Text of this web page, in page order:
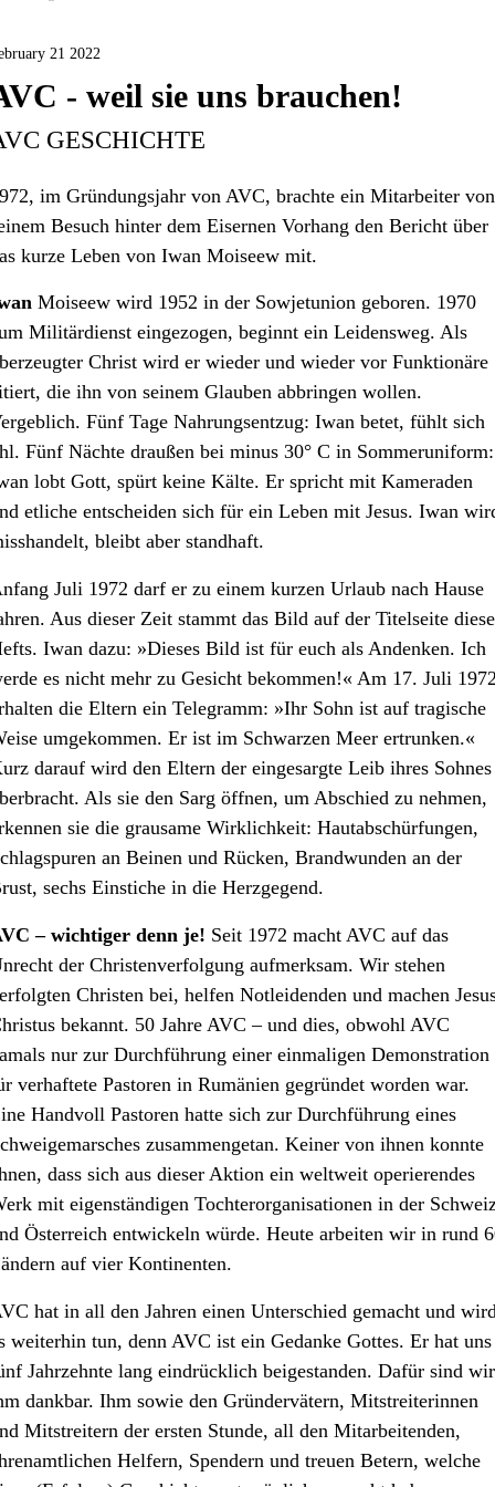
21 2022
- weil sie uns brauchen!
GESCHICHTE
im Gründungsjahr von AVC, brachte ein Mitarbeiter von
Besuch hinter dem Eisernen Vorhang den Bericht über
kurze Leben von Iwan Moiseew mit.
Moiseew wird 1952 in der Sowjetunion geboren. 1970
Militärdienst eingezogen, beginnt ein Leidensweg. Als
Christ wird er wieder und wieder vor Funktionäre
die ihn von seinem Glauben abbringen wollen.
Fünf Tage Nahrungsentzug: Iwan betet, fühlt sich
Fünf Nächte draußen bei minus 30° C in Sommeruniform:
lobt Gott, spürt keine Kälte. Er spricht mit Kameraden
etliche entscheiden sich für ein Leben mit Jesus. Iwan
bleibt aber standhaft.
Juli 1972 darf er zu einem kurzen Urlaub nach Hause
Aus dieser Zeit stammt das Bild auf der Titelseite
Iwan dazu: »Dieses Bild ist für euch als Andenken. Ich
es nicht mehr zu Gesicht bekommen!« Am 17. Juli
die Eltern ein Telegramm: »Ihr Sohn ist auf tragische
umgekommen. Er ist im Schwarzen Meer ertrunken.«
darauf wird den Eltern der eingesargte Leib ihres Sohnes
Als sie den Sarg öffnen, um Abschied zu nehmen,
sie die grausame Wirklichkeit: Hautabschürfungen,
an Beinen und Rücken, Brandwunden an der
sechs Einstiche in die Herzgegend.
– wichtiger denn je! Seit 1972 macht AVC auf das
der Christenverfolgung aufmerksam. Wir stehen
Christen bei, helfen Notleidenden und machen
bekannt. 50 Jahre AVC – und dies, obwohl AVC
nur zur Durchführung einer einmaligen Demonstration
verhaftete Pastoren in Rumänien gegründet worden war.
Handvoll Pastoren hatte sich zur Durchführung eines
zusammengetan. Keiner von ihnen konnte
dass sich aus dieser Aktion ein weltweit operierendes
mit eigenständigen Tochterorganisationen in der
Österreich entwickeln würde. Heute arbeiten wir in rund
auf vier Kontinenten.
hat in all den Jahren einen Unterschied gemacht und
weiterhin tun, denn AVC ist ein Gedanke Gottes. Er hat uns
Jahrzehnte lang eindrücklich beigestanden. Dafür sind wir
dankbar. Ihm sowie den Gründervätern, Mitstreiterinnen
Mitstreitern der ersten Stunde, all den Mitarbeitenden,
Helfern, Spendern und treuen Betern, welche